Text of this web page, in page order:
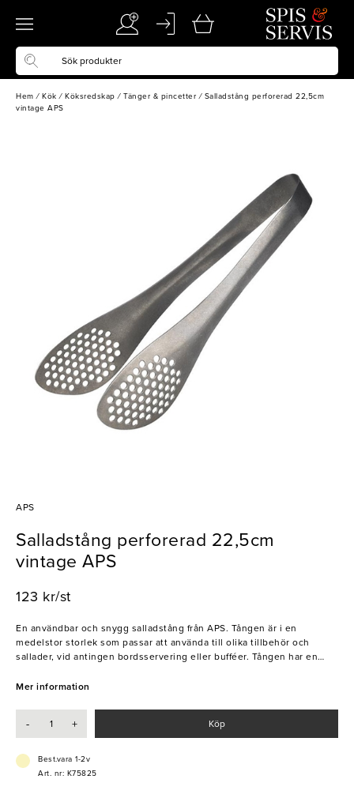
Hem / Kök / Köksredskap / Tänger & pincetter / Salladstång perforerad 22,5cm
vintage APS
APS
Salladstång perforerad 22,5cm
vintage APS
123 kr/st
En användbar och snygg salladstång från APS. Tången är i en
medelstor storlek som passar att använda till olika tillbehör och
sallader, vid antingen bordsservering eller bufféer. Tången har en
maten.
- Tål diskmaskin
Mer information
- + Köp
Best.vara 1-2v
Art. nr: K75825